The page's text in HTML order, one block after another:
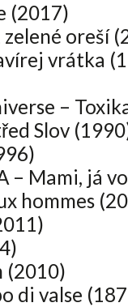
(2017)
oreší
vrátka
–
Slov
– Mami, já
hommes
(2010)
di valse